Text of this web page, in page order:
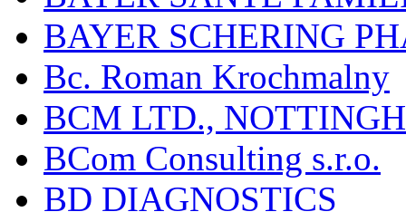
BAYER SCHERING
Bc. Roman Krochmalny
BCM LTD.,
BCom Consulting s.r.o.
BD DIAGNOSTICS